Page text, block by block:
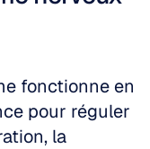
fonctionne en
pour réguler
la